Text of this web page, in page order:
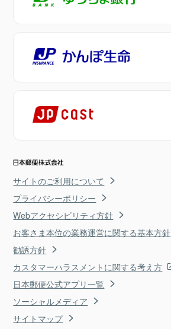
サイトのご利用について
プライバシーポリシー
Webアクセシビリティ方針
お客さま本位の業務運営に関する基本方針
勧誘方針
カスタマーハラスメントに関する考え方
日本郵便公式アプリ一覧
ソーシャルメディア
サイトマップ